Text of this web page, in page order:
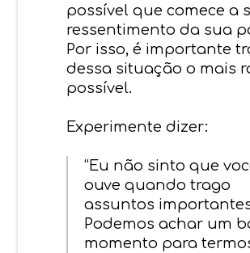
possível que comece a
ressentimento da sua
Por isso, é importante
dessa situação o mais
possível.
Experimente dizer:
“Eu não sinto que
ouve quando trago
assuntos
Podemos achar um
momento para